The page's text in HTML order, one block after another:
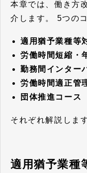
本章では、働き方
介します。
5つの
適用猶予業種等
労働時間短縮・
勤務間インター
労働時間適正管
団体推進コース
それぞれ解説します
適用猶予業種